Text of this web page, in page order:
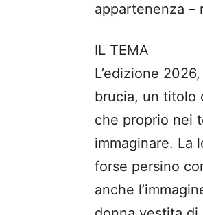
appartenenza –
IL TEMA
L’edizione
brucia, un titolo
che proprio nei
immaginare. La
forse persino
anche